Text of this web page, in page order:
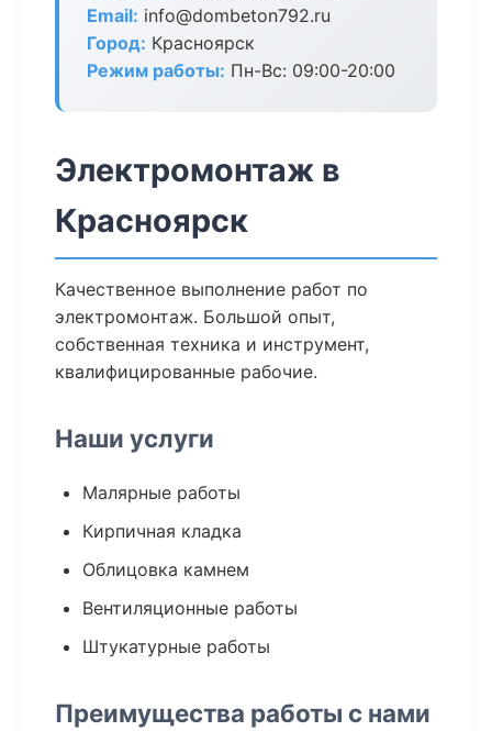
Email: info@dombeton792.ru
Город: Красноярск
Режим работы: Пн-Вс: 09:00-20:00
Электромонтаж в
Красноярск
Качественное выполнение работ по
электромонтаж. Большой опыт,
собственная техника и инструмент,
квалифицированные рабочие.
Наши услуги
Малярные работы
Кирпичная кладка
Облицовка камнем
Вентиляционные работы
Штукатурные работы
Преимущества работы с нами